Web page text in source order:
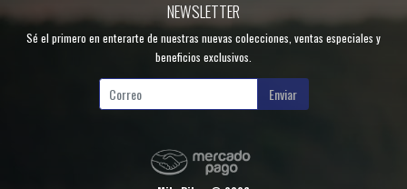
NEWSLETTER
Sé el primero en enterarte de nuestras nuevas colecciones, ventas especiales y
beneficios exclusivos.
Enviar